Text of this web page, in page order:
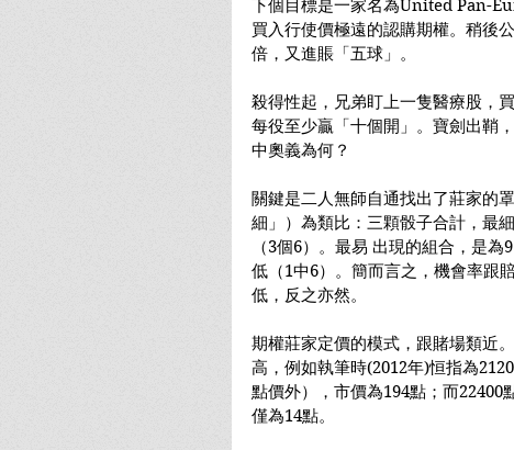
下個目標是一家名為United Pan-
買入行使價極遠的認購期權。稍後
倍，又進賬「五球」。
殺得性起，兄弟盯上一隻醫療股，
每役至少贏「十個開」。寶劍出鞘
中奧義為何？
關鍵是二人無師自通找出了莊家的
細」）為類比：三顆骰子合計，最
（3個6）。最易 出現的組合，是
低（1中6）。簡而言之，機會率跟
低，反之亦然。
期權莊家定價的模式，跟賭場類近
高，例如執筆時(2012年)恒指為
點價外），市價為194點；而22400
僅為14點。